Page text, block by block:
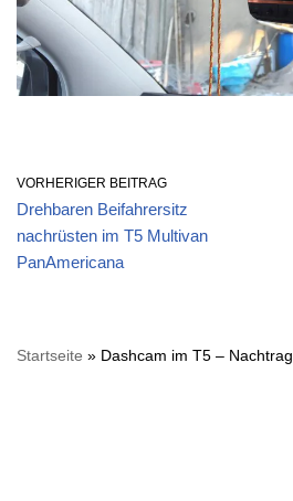
VORHERIGER BEITRAG
Drehbaren Beifahrersitz
nachrüsten im T5 Multivan
PanAmericana
Startseite » Dashcam im T5 – Nachtrag